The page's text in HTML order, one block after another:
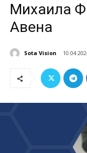
Михаила
Авена
Sota Vision